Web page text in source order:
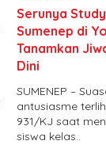
Serunya
Sumenep di
Tanamkan
Dini
SUMENEP –
antusiasme
931/KJ saat
siswa kelas..